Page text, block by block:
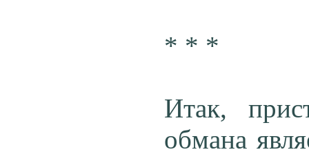
* * *
Итак,
обмана